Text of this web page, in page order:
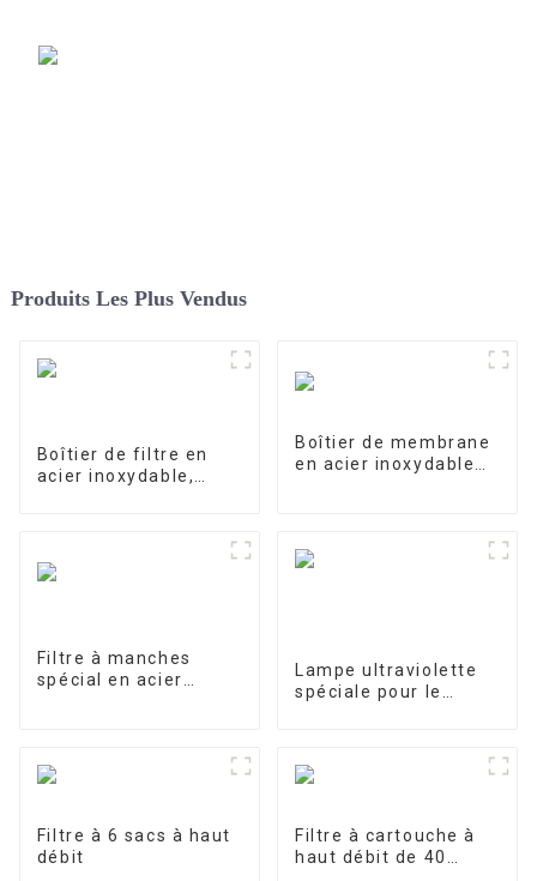
Produits Les Plus Vendus
Boîtier de filtre en
acier inoxydable,
Boîtier de membrane
en acier inoxydable
Filtre à manches
spécial en acier
Lampe ultraviolette
spéciale pour le
Filtre à 6 sacs à haut
débit
Filtre à cartouche à
haut débit de 40